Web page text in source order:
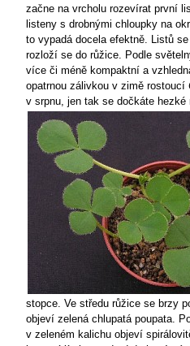
začne na vrcholu rozevírat první
listeny s drobnými chloupky na
to vypadá docela efektně. Listů
rozloží se do růžice. Podle
více či méně kompaktní a
opatrnou zálivkou v zimě rostoucí
v srpnu, jen tak se dočkáte
stopce. Ve středu růžice se brzy
objeví zelená chlupatá poupata.
v zeleném kalichu objeví